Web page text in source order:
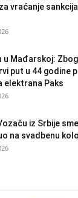
vraćanje
u Mađarskoj:
put u 44 godine
elektrana Paks
iz Srbije
na svadbenu